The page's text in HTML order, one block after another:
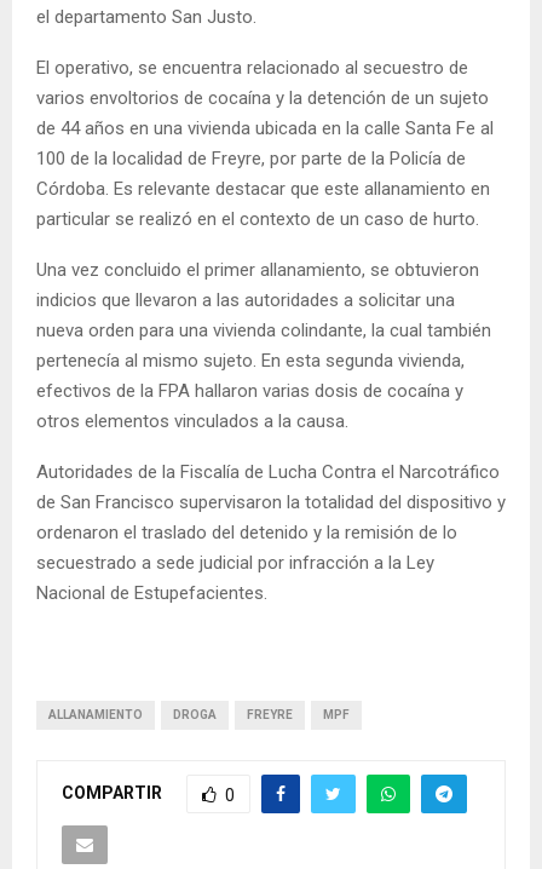
el departamento San Justo.
El operativo, se encuentra relacionado al secuestro de
varios envoltorios de cocaína y la detención de un sujeto
de 44 años en una vivienda ubicada en la calle Santa Fe al
100 de la localidad de Freyre, por parte de la Policía de
Córdoba. Es relevante destacar que este allanamiento en
particular se realizó en el contexto de un caso de hurto.
Una vez concluido el primer allanamiento, se obtuvieron
indicios que llevaron a las autoridades a solicitar una
nueva orden para una vivienda colindante, la cual también
pertenecía al mismo sujeto. En esta segunda vivienda,
efectivos de la FPA hallaron varias dosis de cocaína y
otros elementos vinculados a la causa.
Autoridades de la Fiscalía de Lucha Contra el Narcotráfico
de San Francisco supervisaron la totalidad del dispositivo y
ordenaron el traslado del detenido y la remisión de lo
secuestrado a sede judicial por infracción a la Ley
Nacional de Estupefacientes.
ALLANAMIENTO DROGA FREYRE MPF
COMPARTIR 0